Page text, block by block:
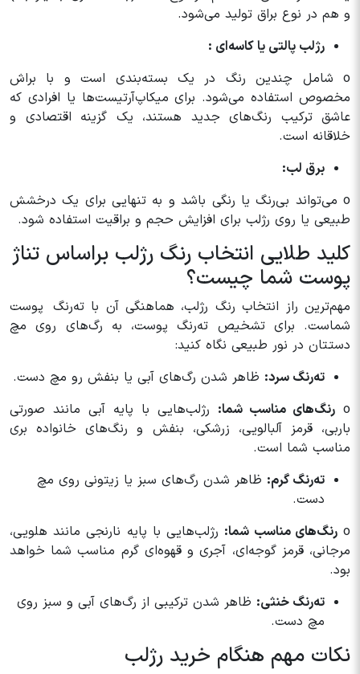
و هم در نوع براق تولید می‌شود.
رژلب پالتی یا کاسه‌ای :
o شامل چندین رنگ در یک بسته‌بندی است و با براش
مخصوص استفاده می‌شود. برای میکاپ‌آرتیست‌ها یا افرادی که
عاشق ترکیب رنگ‌های جدید هستند، یک گزینه اقتصادی و
خلاقانه است.
برق لب:
o می‌تواند بی‌رنگ یا رنگی باشد و به تنهایی برای یک درخشش
طبیعی یا روی رژلب برای افزایش حجم و براقیت استفاده شود.
کلید طلایی انتخاب رنگ رژلب براساس تناژ
پوست شما چیست؟
مهم‌ترین راز انتخاب رنگ رژلب، هماهنگی آن با ته‌رنگ پوست
شماست. برای تشخیص ته‌رنگ پوست، به رگ‌های روی مچ
دستتان در نور طبیعی نگاه کنید:
ته‌رنگ سرد: ظاهر شدن رگ‌های آبی یا بنفش رو مچ دست.
o رنگ‌های مناسب شما: رژلب‌هایی با پایه آبی مانند صورتی
باربی، قرمز آلبالویی، زرشکی، بنفش و رنگ‌های خانواده بری
مناسب شما است.
ته‌رنگ گرم: ظاهر شدن رگ‌های سبز یا زیتونی روی مچ
دست.
o رنگ‌های مناسب شما: رژلب‌هایی با پایه نارنجی مانند هلویی،
مرجانی، قرمز گوجه‌ای، آجری و قهوه‌ای گرم مناسب شما خواهد
بود.
ته‌رنگ خنثی: ظاهر شدن ترکیبی از رگ‌های آبی و سبز روی
مچ دست.
نکات مهم هنگام خرید رژلب